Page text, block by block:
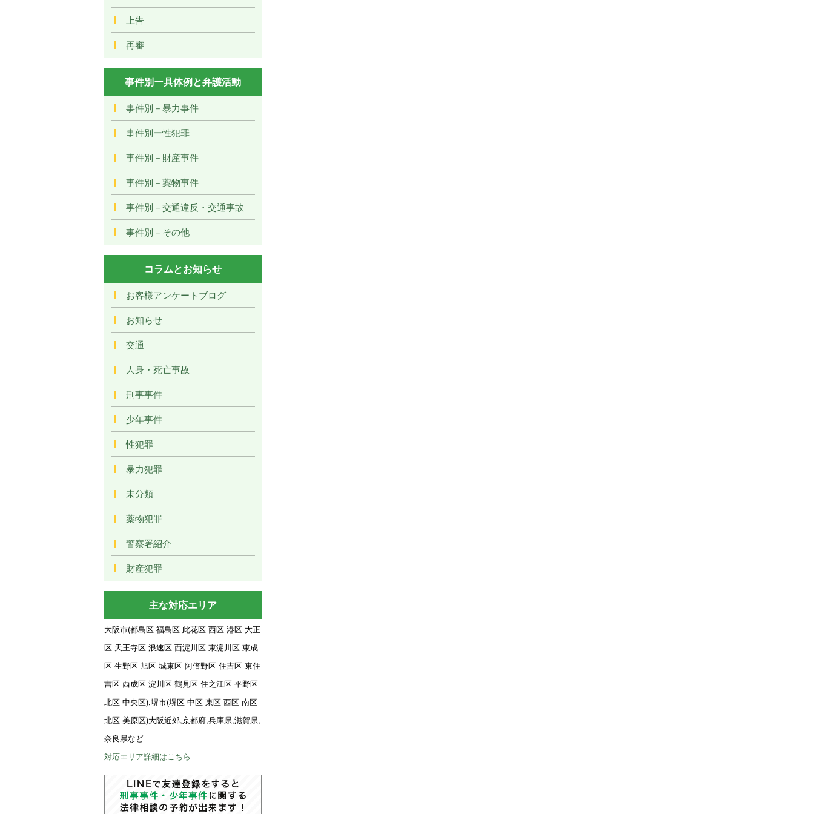
上告
再審
事件別ー具体例と弁護活動
事件別－暴力事件
事件別ー性犯罪
事件別－財産事件
事件別－薬物事件
事件別－交通違反・交通事故
事件別－その他
コラムとお知らせ
お客様アンケートブログ
お知らせ
交通
人身・死亡事故
刑事事件
少年事件
性犯罪
暴力犯罪
未分類
薬物犯罪
警察署紹介
財産犯罪
主な対応エリア
大阪市(都島区 福島区 此花区 西区 港区 大正
区 天王寺区 浪速区 西淀川区 東淀川区 東成
区 生野区 旭区 城東区 阿倍野区 住吉区 東住
吉区 西成区 淀川区 鶴見区 住之江区 平野区
北区 中央区),堺市(堺区 中区 東区 西区 南区
北区 美原区)大阪近郊,京都府,兵庫県,滋賀県,
奈良県など
対応エリア詳細はこちら